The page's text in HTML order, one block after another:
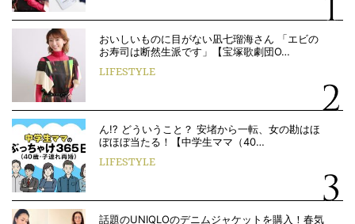
おいしいものに目がない凪七瑠海さん 「エビの
お寿司は断然生派です」【宝塚歌劇団O…
LIFESTYLE
ん!? どういうこと？ 安堵から一転、女の勘はほ
ぼほぼ当たる！【中学生ママ（40…
LIFESTYLE
話題のUNIQLOのデニムジャケットを購入！春気